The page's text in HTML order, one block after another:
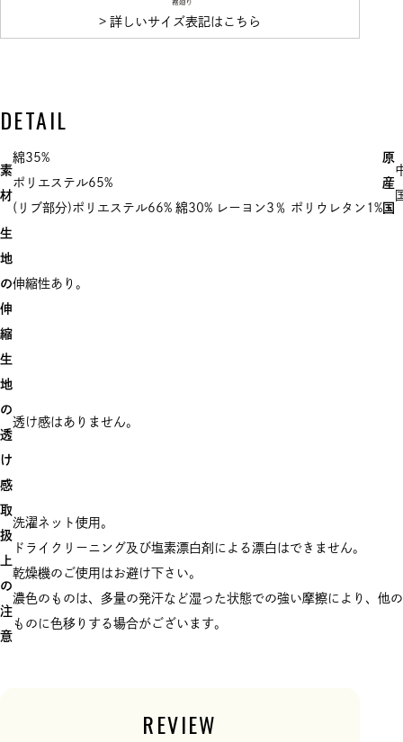
> 詳しいサイズ表記はこちら
DETAIL
素
材
綿35%
ポリエステル65%
(リブ部分)ポリエステル66% 綿30% レーヨン3％ ポリウレタン1%
原
産
国
生
地
の
伸
縮
伸縮性あり。
生
地
の
透
け
感
透け感はありません。
取
扱
上
の
注
意
洗濯ネット使用。
ドライクリーニング及び塩素漂白剤による漂白はできません。
乾燥機のご使用はお避け下さい。
濃色のものは、多量の発汗など湿った状態での強い摩擦により、他の
ものに色移りする場合がございます。
REVIEW